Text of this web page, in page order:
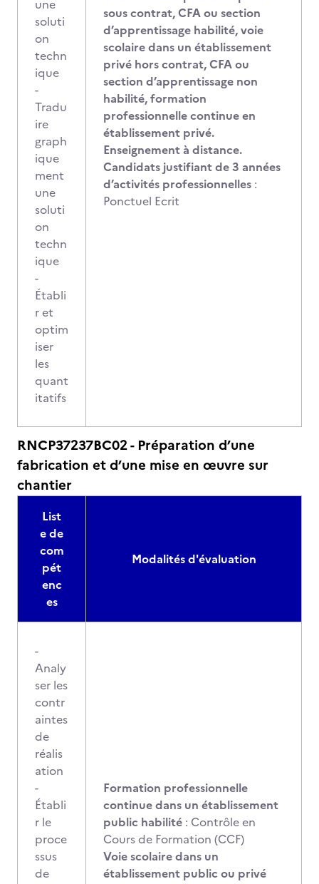
une
soluti
on
techn
ique
-
Tradu
ire
graph
ique
ment
une
soluti
on
techn
ique
-
Établi
r et
optim
iser
les
quant
itatifs
sous contrat, CFA ou section
d’apprentissage habilité, voie
scolaire dans un établissement
privé hors contrat, CFA ou
section d’apprentissage non
habilité, formation
professionnelle continue en
établissement privé.
Enseignement à distance.
Candidats justifiant de 3 années
d’activités professionnelles :
Ponctuel Ecrit
RNCP37237BC02 - Préparation d’une
fabrication et d’une mise en œuvre sur
chantier
List
e de
com
pét
enc
es
Modalités d'évaluation
-
Analy
ser les
contr
aintes
de
réalis
ation
-
Établi
r le
proce
ssus
de
Formation professionnelle
continue dans un établissement
public habilité : Contrôle en
Cours de Formation (CCF)
Voie scolaire dans un
établissement public ou privé